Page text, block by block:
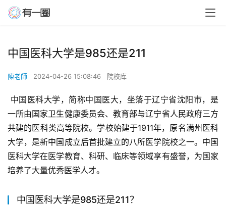
中国医科大学是985还是211
陳老師 2024-04-26 15:08:46 院校库
一所由国家卫生健康委员会、教育部与辽宁省人民政府三方
共建的医科类高等院校。学校始建于1911年，原名满州医科
大学，是新中国成立后首批建立的八所医学院校之一。中国
医科大学在医学教育、科研、临床等领域享有盛誉，为国家
培养了大量优秀医学人才。
中国医科大学是985还是211？